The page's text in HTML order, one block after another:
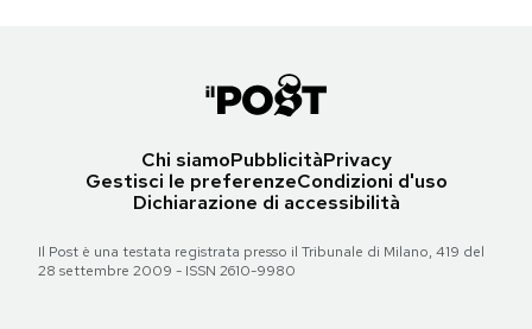
Chi siamoPubblicitàPrivacy
Gestisci le preferenzeCondizioni d'uso
Dichiarazione di accessibilità
Il Post è una testata registrata presso il Tribunale di Milano, 419 del
28 settembre 2009 - ISSN 2610-9980